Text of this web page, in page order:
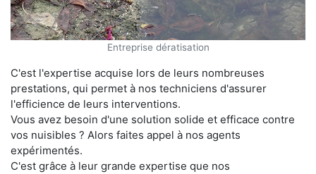
Entreprise dératisation
C'est l'expertise acquise lors de leurs nombreuses
prestations, qui permet à nos techniciens d'assurer
l'efficience de leurs interventions.
Vous avez besoin d'une solution solide et efficace contre
vos nuisibles ? Alors faites appel à nos agents
expérimentés.
C'est grâce à leur grande expertise que nos